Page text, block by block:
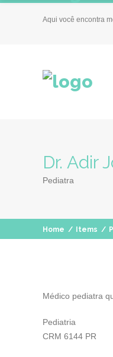
Aqui você encontra
Dr. Adir
Pediatra
Home / Items /
Médico pediatra
Pediatria
CRM 6144 PR